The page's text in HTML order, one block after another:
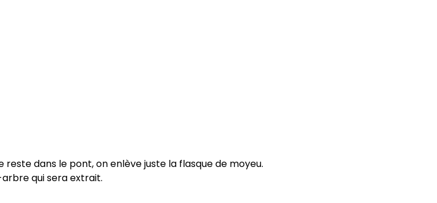
dans le pont, on enlève juste la flasque de moyeu.
qui sera extrait.